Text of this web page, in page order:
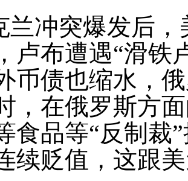
兰冲突爆发后
卢布遭遇“滑铁
币债也缩水，
，在俄罗斯方
食品等“反制裁
续贬值，这跟